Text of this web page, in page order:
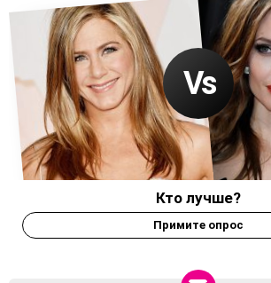
Кто лучше?
Примите опрос